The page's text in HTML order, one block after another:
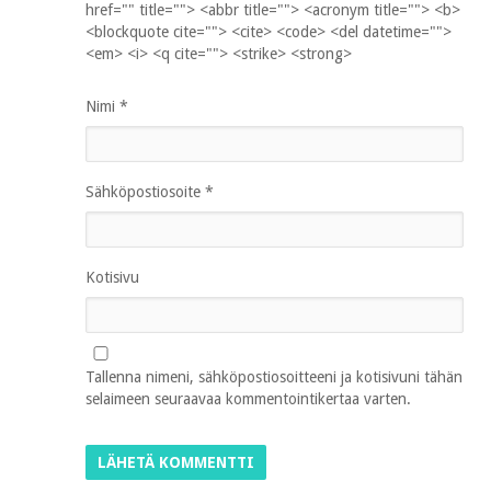
href="" title=""> <abbr title=""> <acronym title=""> <b>
<blockquote cite=""> <cite> <code> <del datetime="">
<em> <i> <q cite=""> <strike> <strong>
Nimi *
Sähköpostiosoite *
Kotisivu
Tallenna nimeni, sähköpostiosoitteeni ja kotisivuni tähän
selaimeen seuraavaa kommentointikertaa varten.